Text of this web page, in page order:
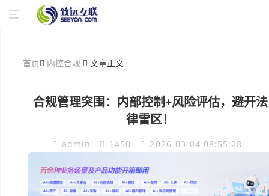
首页 内控合规 文章正文
合规管理突围：内部控制+风险评估，避开法
律雷区！
admin 1450 2026-03-04 08:55:28